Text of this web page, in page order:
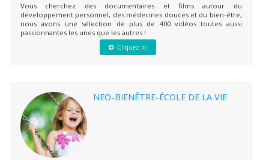
Vous cherchez des documentaires et films autour du
développement personnel, des médecines douces et du bien-être,
nous avons une sélection de plus de 400 vidéos toutes aussi
passionnantes les unes que les autres !
Cliquez ici
NEO-BIENÊTRE-ÉCOLE DE LA VIE